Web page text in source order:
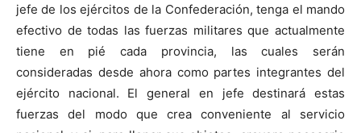
jefe de los ejércitos de la Confederación, tenga el mando
efectivo de todas las fuerzas militares que actualmente
tiene en pié cada provincia, las cuales serán
consideradas desde ahora como partes integrantes del
ejército nacional. El general en jefe destinará estas
fuerzas del modo que crea conveniente al servicio